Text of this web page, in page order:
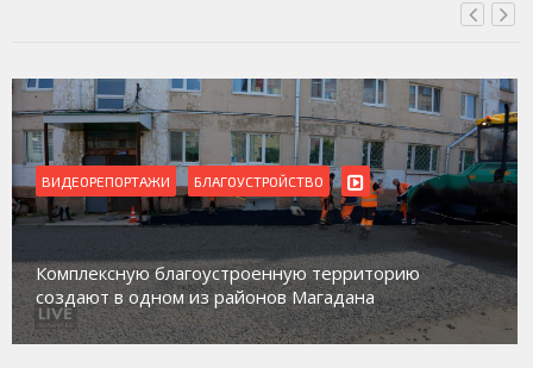
ВИДЕОРЕПОРТАЖИ
Магадан присоединился к пилотному проекту по
работе с несовершеннолетними из групп
социального риска «Переправа»